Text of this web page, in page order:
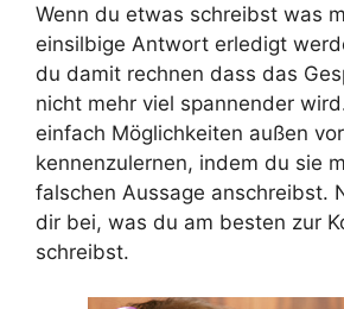
Wenn du etwas schreibst was
einsilbige Antwort erledigt
du damit rechnen dass das
nicht mehr viel spannender
einfach Möglichkeiten außen
kennenzulernen, indem du sie
falschen Aussage anschreibst.
dir bei, was du am besten zur
schreibst.